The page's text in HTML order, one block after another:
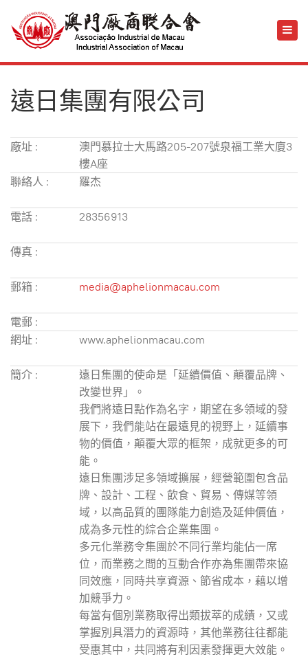
遠日集團有限公司
廠址 :
澳門慕拉士大馬路205-207號泉福工業大廈3
樓A座
聯絡人 :
羅杰
電話 : 28356913
傳真 :
郵箱 : media@aphelionmacau.com
電郵 :
網址 :
www.aphelionmacau.com
簡介 :
遠日集團的使命是「延續價值、顛覆品牌、
改變世界」。
我們將遠日點作為名字，期望在多領域的發
展下，我們能站在最遠見的視野上，延續事
物的價值，顛覆大眾的框架，成就更多的可
能。
遠日集團涉足多領域擴展，經營範圍包含品
牌、設計、工程、飲食、貿易、傳媒等領
域，以高品質的團隊能力創造及延伸價值，
成為多元性的綜合企業集團。
多元化業務令集團於不同行業均能佔一席
位，而業務之間的互動合作亦為集團帶來協
同效應，同時共享資源、節省成本，藉以增
加競爭力。
每當有個別業務取得出類拔萃的成績，又或
掌握別具潛力的資源時，其他業務往往都能
受惠其中，共同將有利因素發揮更大效能。